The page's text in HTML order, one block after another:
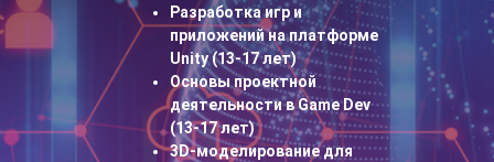
Разработка игр и
приложений на платформе
Unity (13-17 лет)
Основы проектной
деятельности в Game Dev
(13-17 лет)
3D-моделирование для